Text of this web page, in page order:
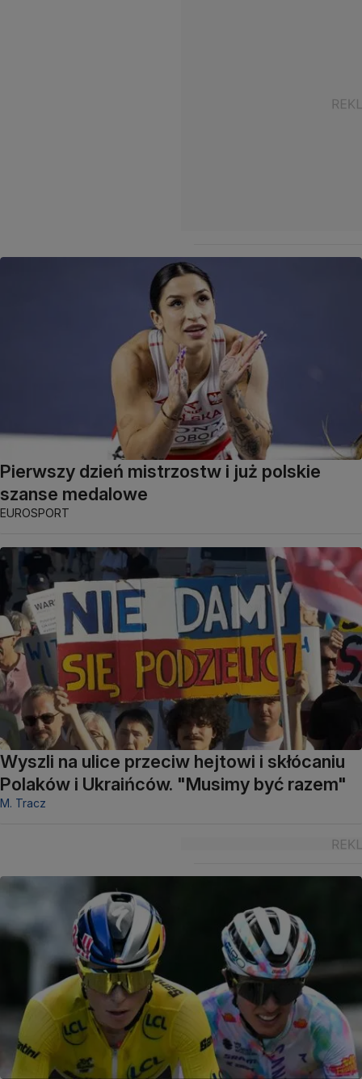
Pierwszy dzień mistrzostw i już polskie
szanse medalowe
EUROSPORT
Wyszli na ulice przeciw hejtowi i skłócaniu
Polaków i Ukraińców. "Musimy być razem"
M. Tracz